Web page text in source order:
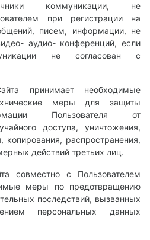
коммуникации, не
при регистрации на
писем, информации, не
аудио- конференций, если
не согласован с
принимает необходимые
меры для защиты
Пользователя от
доступа, уничтожения,
копирования, распространения,
действий третьих лиц.
совместно с Пользователем
меры по предотвращению
последствий, вызванных
персональных данных